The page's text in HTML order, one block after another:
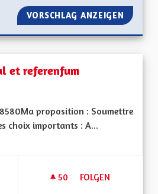
VORSCHLAG ANZEIGEN PRISE
et referenfum
proposition : Soumettre
choix importants : A...
50 50 FOLLOWER
FOLGEN
DÉMOCRATIE